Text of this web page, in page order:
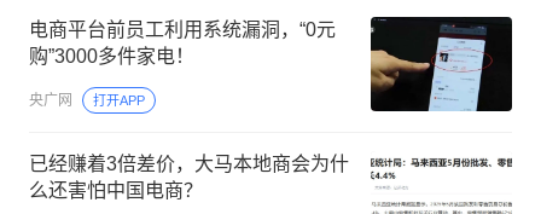
电商平台前员工利用系统漏洞，“0元
购”3000多件家电！
央广网 打开APP
已经赚着3倍差价，大马本地商会为什
么还害怕中国电商？